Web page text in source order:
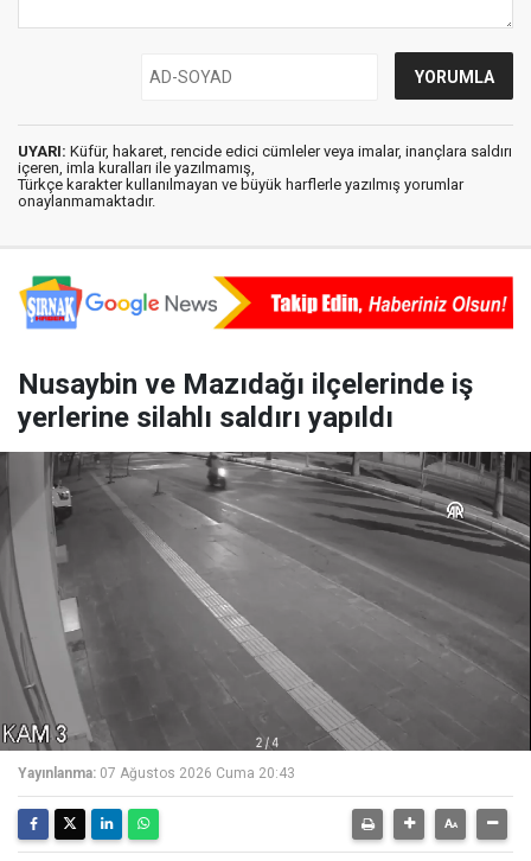
UYARI: Küfür, hakaret, rencide edici cümleler veya imalar, inançlara saldırı
içeren, imla kuralları ile yazılmamış,
Türkçe karakter kullanılmayan ve büyük harflerle yazılmış yorumlar
onaylanmamaktadır.
Nusaybin ve Mazıdağı ilçelerinde iş
yerlerine silahlı saldırı yapıldı
Yayınlanma: 07 Ağustos 2026 Cuma 20:43